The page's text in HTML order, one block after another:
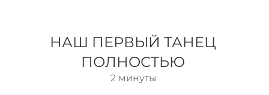
НАШ ПЕРВЫЙ ТАНЕЦ
ПОЛНОСТЬЮ
2 минуты